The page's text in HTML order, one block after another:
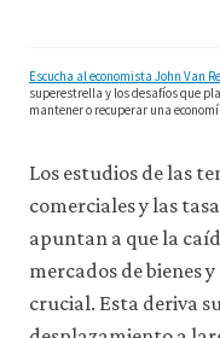
Escucha al economista John Van
superestrella y los desafíos que
mantener o recuperar una
Los estudios de las
comerciales y las
apuntan a que la
mercados de bienes
crucial. Esta deriva